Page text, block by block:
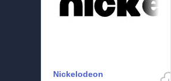
Nickelodeon